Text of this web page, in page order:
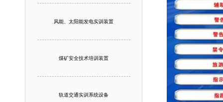
风能、太阳能发电实训装置
煤矿安全技术培训装置
轨道交通实训系统设备